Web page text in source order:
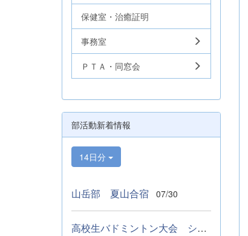
保健室・治癒証明
事務室
ＰＴＡ・同窓会
部活動新着情報
14日分
山岳部 夏山合宿 07/30
高校生バドミントン大会 シングルス ベスト１６